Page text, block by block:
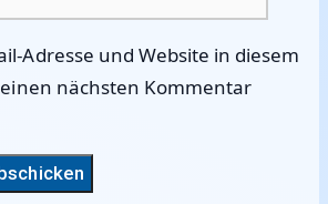
Adresse und Website in diesem
nächsten Kommentar